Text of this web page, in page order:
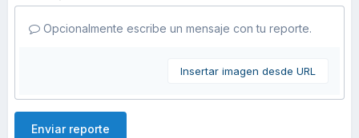
Opcionalmente escribe un mensaje con tu reporte.
Insertar imagen desde URL
Enviar reporte